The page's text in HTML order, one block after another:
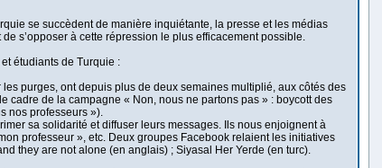
se succèdent de manière inquiétante, la presse et les médias
s’opposer à cette répression le plus efficacement possible.
étudiants de Turquie :
purges, ont depuis plus de deux semaines multiplié, aux côtés des
de la campagne « Non, nous ne partons pas » : boycott des
nos professeurs »).
sa solidarité et diffuser leurs messages. Ils nous enjoignent à
professeur », etc. Deux groupes Facebook relaient les initiatives
they are not alone (en anglais) ; Siyasal Her Yerde (en turc).